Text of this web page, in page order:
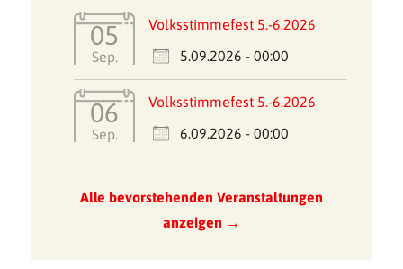
05
Sep.
Volksstimmefest 5.-6.2026
5.09.2026 - 00:00
06
Sep.
Volksstimmefest 5.-6.2026
6.09.2026 - 00:00
Alle bevorstehenden Veranstaltungen
anzeigen →